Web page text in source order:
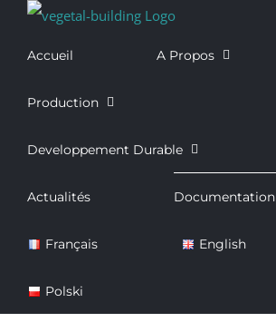
Passer
Accueil A Propos
Production
Developpement Durable
Actualités Documentation
Français English
Polski